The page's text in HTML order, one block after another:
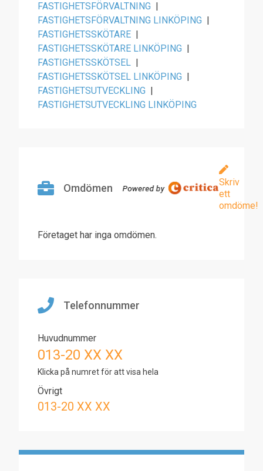
FASTIGHETSFÖRVALTNING |
FASTIGHETSFÖRVALTNING LINKÖPING |
FASTIGHETSSKÖTARE |
FASTIGHETSSKÖTARE LINKÖPING |
FASTIGHETSSKÖTSEL |
FASTIGHETSSKÖTSEL LINKÖPING |
FASTIGHETSUTVECKLING |
FASTIGHETSUTVECKLING LINKÖPING
Omdömen
Skriv
ett
omdöme!
Företaget har inga omdömen.
Telefonnummer
Huvudnummer
013-20 XX XX
Klicka på numret för att visa hela
Övrigt
013-20 XX XX